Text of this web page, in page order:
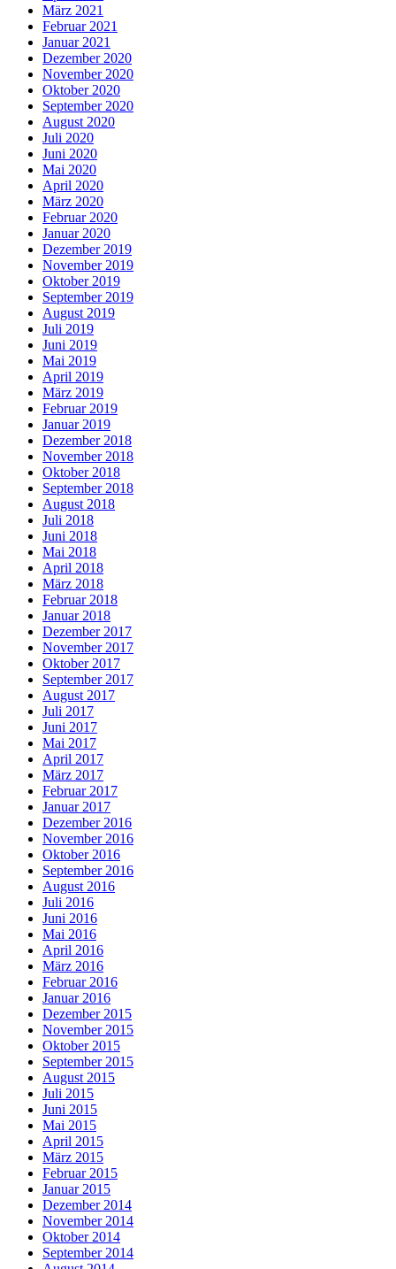
März 2021
Februar 2021
Januar 2021
Dezember 2020
November 2020
Oktober 2020
September 2020
August 2020
Juli 2020
Juni 2020
Mai 2020
April 2020
März 2020
Februar 2020
Januar 2020
Dezember 2019
November 2019
Oktober 2019
September 2019
August 2019
Juli 2019
Juni 2019
Mai 2019
April 2019
März 2019
Februar 2019
Januar 2019
Dezember 2018
November 2018
Oktober 2018
September 2018
August 2018
Juli 2018
Juni 2018
Mai 2018
April 2018
März 2018
Februar 2018
Januar 2018
Dezember 2017
November 2017
Oktober 2017
September 2017
August 2017
Juli 2017
Juni 2017
Mai 2017
April 2017
März 2017
Februar 2017
Januar 2017
Dezember 2016
November 2016
Oktober 2016
September 2016
August 2016
Juli 2016
Juni 2016
Mai 2016
April 2016
März 2016
Februar 2016
Januar 2016
Dezember 2015
November 2015
Oktober 2015
September 2015
August 2015
Juli 2015
Juni 2015
Mai 2015
April 2015
März 2015
Februar 2015
Januar 2015
Dezember 2014
November 2014
Oktober 2014
September 2014